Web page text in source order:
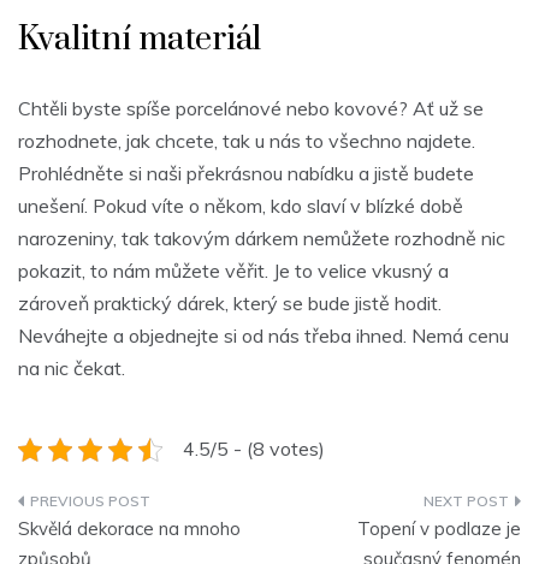
Kvalitní materiál
Chtěli byste spíše porcelánové nebo kovové? Ať už se
rozhodnete, jak chcete, tak u nás to všechno najdete.
Prohlédněte si naši překrásnou nabídku a jistě budete
unešení. Pokud víte o někom, kdo slaví v blízké době
narozeniny, tak takovým dárkem nemůžete rozhodně nic
pokazit, to nám můžete věřit. Je to velice vkusný a
zároveň praktický dárek, který se bude jistě hodit.
Neváhejte a objednejte si od nás třeba ihned. Nemá cenu
na nic čekat.
4.5/5 - (8 votes)
Navigace
Skvělá dekorace na mnoho
způsobů
Topení v podlaze je
současný fenomén